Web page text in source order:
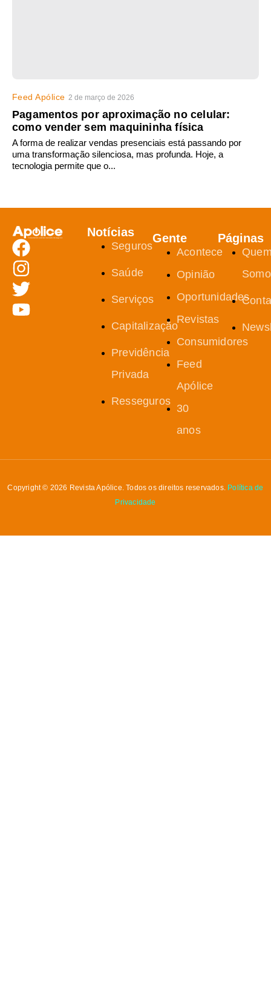
Feed Apólice 2 de março de 2026
Pagamentos por aproximação no celular:
como vender sem maquininha física
A forma de realizar vendas presenciais está passando por
uma transformação silenciosa, mas profunda. Hoje, a
tecnologia permite que o...
Notícias
Seguros
Saúde
Serviços
Capitalização
Previdência
Privada
Resseguros
Gente
Acontece
Opinião
Oportunidades
Revistas
Consumidores
Feed
Apólice
30
anos
Páginas
Copyright © 2026 Revista Apólice. Todos os direitos reservados. Política de
Privacidade